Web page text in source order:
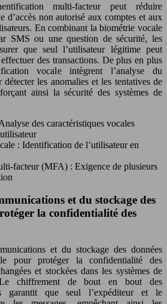
multi-facteur peut réduire
d’accès non autorisé aux comptes et aux
En combinant la biométrie vocale
SMS ou une question de sécurité, les
que seul l’utilisateur légitime peut
des transactions. De plus en plus
vocale intègrent l’analyse du
les anomalies et les tentatives de
ainsi la sécurité des systèmes de
des caractéristiques vocales
: Identification de l’utilisateur en
facteur (MFA) : Exigence de plusieurs
et du stockage des
la confidentialité des
et du stockage des données
pour protéger la confidentialité des
et stockées dans les systèmes de
chiffrement de bout en bout des
garantit que seul l’expéditeur et le